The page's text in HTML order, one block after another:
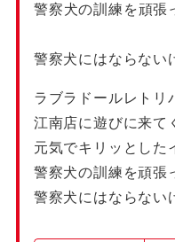
警察犬の訓練を頑張
警察犬にはならない
ラブラドールレトリ
江南店に遊びに来て
元気でキリッとした
警察犬の訓練を頑張
警察犬にはならない